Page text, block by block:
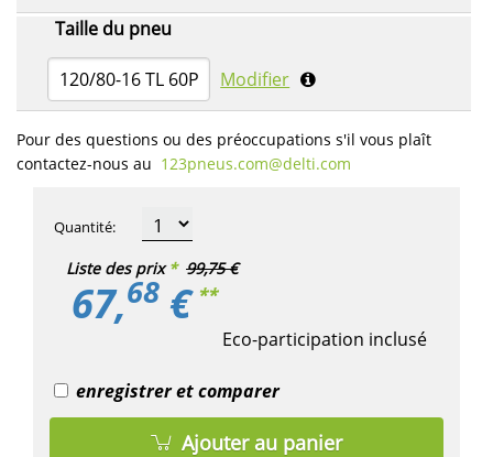
Taille du pneu
120/80-16 TL 60P Modifier
Pour des questions ou des préoccupations s'il vous plaît
contactez-nous au 123pneus.com​@delti.com
Liste des prix * 99,75 €
67,68 € **
Eco-participation inclusé
Quantité:
enregistrer et comparer
Ajouter au panier